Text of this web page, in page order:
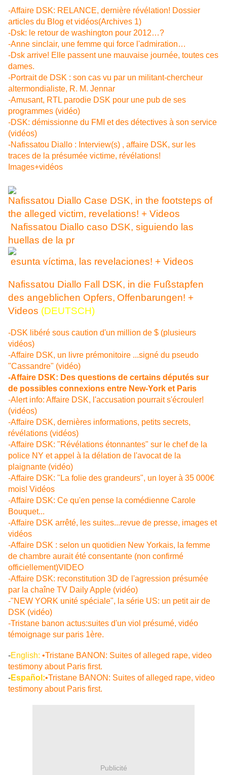
-Affaire DSK: RELANCE, dernière révélation! Dossier
articles du Blog et vidéos(Archives 1)
-Dsk: le retour de washington pour 2012…?
-Anne sinclair, une femme qui force l'admiration…
-Dsk arrive! Elle passent une mauvaise journée, toutes ces
dames.
-Portrait de DSK : son cas vu par un militant-chercheur
altermondialiste, R. M. Jennar
-Amusant, RTL parodie DSK pour une pub de ses
programmes (vidéo)
-DSK: démissionne du FMI et des détectives à son service
(vidéos)
-Nafissatou Diallo : Interview(s) , affaire DSK, sur les
traces de la présumée victime, révélations!
Images+vidéos
Nafissatou Diallo Case DSK, in the footsteps of
the alleged victim, revelations! + Videos
Nafissatou Diallo caso DSK, siguiendo las
huellas de la pr
esunta víctima, las revelaciones! + Videos
Nafissatou Diallo Fall DSK, in die Fußstapfen
des angeblichen Opfers, Offenbarungen! +
Videos (DEUTSCH)
-DSK libéré sous caution d'un million de $ (plusieurs
vidéos)
-Affaire DSK, un livre prémonitoire ...signé du pseudo
"Cassandre" (vidéo)
-Affaire DSK: Des questions de certains députés sur
de possibles connexions entre New-York et Paris
-Alert info: Affaire DSK, l'accusation pourrait s'écrouler!
(vidéos)
-Affaire DSK, dernières informations, petits secrets,
révélations (vidéos)
-Affaire DSK: "Révélations étonnantes" sur le chef de la
police NY et appel à la délation de l'avocat de la
plaignante (vidéo)
-Affaire DSK: "La folie des grandeurs", un loyer à 35 000€
mois! Vidéos
-Affaire DSK: Ce qu'en pense la comédienne Carole
Bouquet...
-Affaire DSK arrêté, les suites...revue de presse, images et
vidéos
-Affaire DSK : selon un quotidien New Yorkais, la femme
de chambre aurait été consentante (non confirmé
officiellement)VIDEO
-Affaire DSK: reconstitution 3D de l'agression présumée
par la chaîne TV Daily Apple (vidéo)
-"NEW YORK unité spéciale", la série US: un petit air de
DSK (vidéo)
-Tristane banon actus:suites d'un viol présumé, vidéo
témoignage sur paris 1ère.
-English: •Tristane BANON: Suites of alleged rape, video
testimony about Paris first.
-Español:•Tristane BANON: Suites of alleged rape, video
testimony about Paris first.
Publicité